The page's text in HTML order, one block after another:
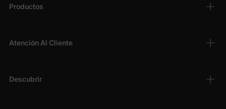
Productos
Atención Al Cliente
Descubrir